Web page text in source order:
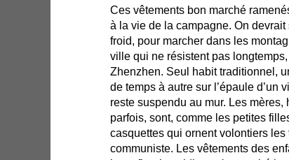
Ces vêtements bon marché
à la vie de la campagne. On
froid, pour marcher dans les
ville qui ne résistent pas
Zhenzhen. Seul habit traditionnel,
de temps à autre sur l’épaule d’un
reste suspendu au mur. Les
parfois, sont, comme les petites
casquettes qui ornent volontiers
communiste. Les vêtements des